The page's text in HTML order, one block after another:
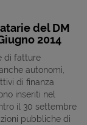
del DM
2014
di fatture
autonomi,
di finanza
inseriti nel
il 30 settembre
pubbliche di